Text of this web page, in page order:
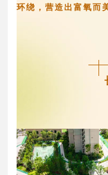
环绕，营造出富氧而